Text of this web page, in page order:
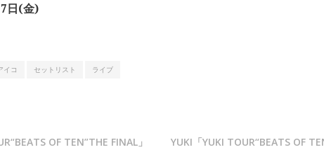
日(金)
イコ セットリスト ライブ
OF TEN”THE FINAL」 YUKI「YUKI TOUR“BEATS OF